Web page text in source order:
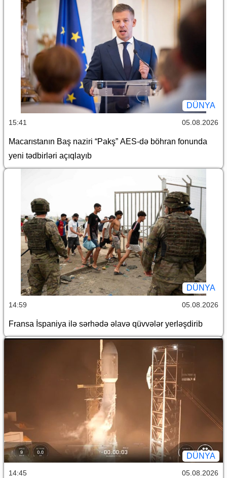
DÜNYA
15:41 05.08.2026
Macarıstanın Baş naziri “Pakş” AES-də böhran fonunda
yeni tədbirləri açıqlayıb
DÜNYA
14:59 05.08.2026
Fransa İspaniya ilə sərhədə əlavə qüvvələr yerləşdirib
DÜNYA
14:45 05.08.2026